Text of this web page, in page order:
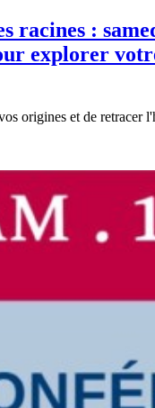
racines :
explorer
origines et de retracer